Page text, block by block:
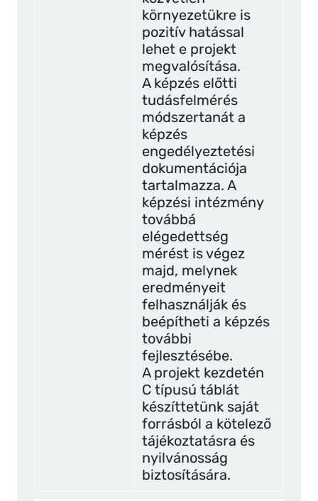
környezetükre is
pozitív hatással
lehet e projekt
megvalósítása.
A képzés előtti
tudásfelmérés
módszertanát a
képzés
engedélyeztetési
dokumentációja
tartalmazza. A
képzési intézmény
továbbá
elégedettség
mérést is végez
majd, melynek
eredményeit
felhasználják és
beépítheti a képzés
további
fejlesztésébe.
A projekt kezdetén
C típusú táblát
készíttetünk saját
forrásból a kötelező
tájékoztatásra és
nyilvánosság
biztosítására.